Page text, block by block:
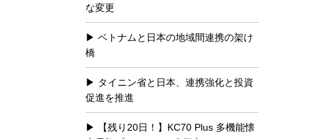
な変更
ベトナムと日本の地域間連携の架け
橋
タイニン省と日本、連携強化と投資
促進を推進
【残り20日！】KC70 Plus 多機能懐